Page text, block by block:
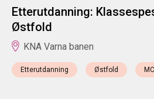
Etterutdanning:
Østfold
KNA Varna banen
Etterutdanning Østfold MC